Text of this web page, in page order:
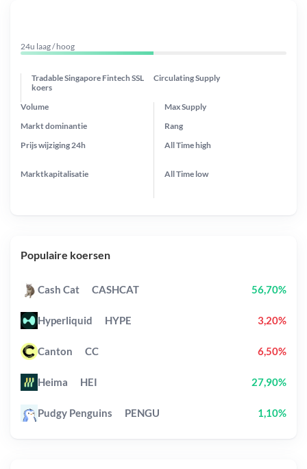
24u laag / hoog
Tradable Singapore Fintech SSL
koers
Circulating Supply
Prijs wijziging 24h
Max Supply
Markt dominantie
Marktkapitalisatie
Volume
Rang
All Timehigh
All Time low
Populaire koersen
Cash Cat CASHCAT 56,70%
Hyperliquid HYPE 3,20%
Canton CC 6,50%
Heima HEI 27,90%
Pudgy Penguins PENGU 1,10%